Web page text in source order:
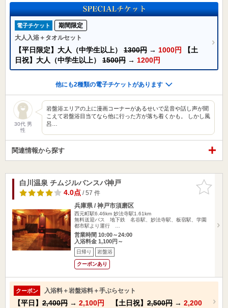
電子チケット
期間限定
大人入浴＋タオルセット
【平日限定】大人（中学生以上） 1300円 → 1000円
【土
日祝】大人（中学生以上） 1500円 → 1200円
他にも2種類の電子チケットがあります
30代 男
性
岩盤浴エリアの上に漫画コーナーがあるせいで足音や話し声が聞
こえて岩盤浴目当てなら他に行った方が落ち着くかも。 しかし風
呂…
関連情報から探す
お気に入
りに追加
白川温泉 チムジルバンスパ神戸
4.0点/ 57 件
兵庫県 / 神戸市須磨区
西元町駅6.46km 妙法寺駅1.61km
無料送迎バス 地下鉄 名谷駅、妙法寺駅、板宿駅、学園
都市駅より運行 …
営業時間 10:00～24:00
入浴料金 1,100円～
日帰り 岩盤浴
クーポンあり
クーポン 入浴料＋岩盤浴料＋手ぶらセット
【平日】 2,400円 → 2,100円 【土日祝】 2,500円 → 2,200